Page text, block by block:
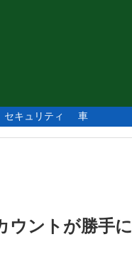
セキュリティ 車
ウントが勝手に